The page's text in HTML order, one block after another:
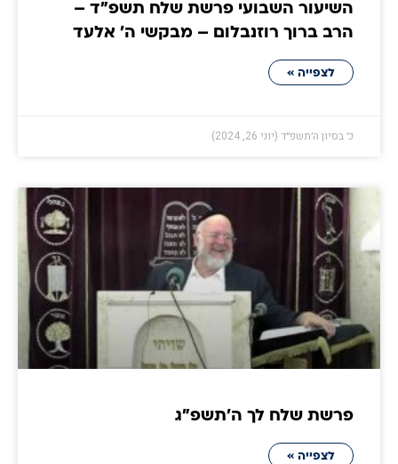
השיעור השבועי פרשת שלח תשפ"ד –
הרב ברוך רוזנבלום – מבקשי ה' אלעד
לצפייה »
כ׳ בסיון ה׳תשפ״ד (יוני 26, 2024)
פרשת שלח לך ה׳תשפ״ג
לצפייה »